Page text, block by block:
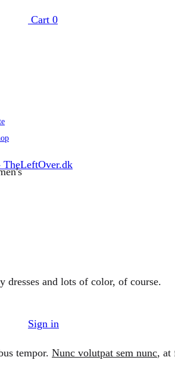
Sign in
Cart 0
and lots of color, of course.
tempor. Nunc volutpat sem nunc, at